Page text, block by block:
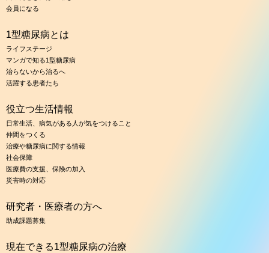
会員になる
1型糖尿病とは
ライフステージ
マンガで知る1型糖尿病
治らないから治るへ
活躍する患者たち
役立つ生活情報
日常生活、病気がある人が気をつけること
仲間をつくる
治療や糖尿病に関する情報
社会保障
医療費の支援、保険の加入
災害時の対応
研究者・医療者の方へ
助成課題募集
現在できる1型糖尿病の治療